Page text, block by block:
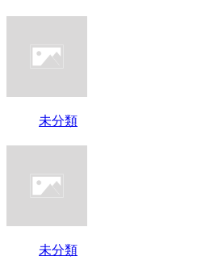
未分類
未分類